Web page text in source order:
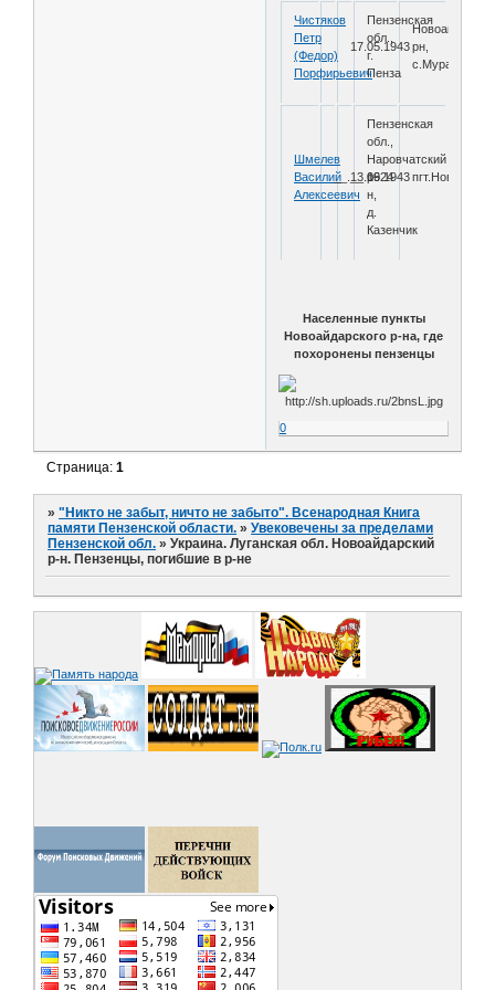
Чистяков
Петр
(Федор)
Порфирьевич
17.05.1943
Пензенская
обл.,
г.
Пенза
рн,
с.Муратово
Шмелев
Василий
Алексеевич
__.__.1924
13.06.1943
Пензенская
обл.,
Наровчатский
р-
н,
д.
Казенчик
пгт.Новоайдар
Населенные пункты
Новоайдарского р-на, где
похоронены пензенцы
0
Страница:1
»"Никто не забыт, ничто не забыто". Всенародная Книга
памяти Пензенской области. »Увековечены за пределами
Пензенской обл. »Украина. Луганская обл. Новоайдарский
р-н. Пензенцы, погибшие в р-не